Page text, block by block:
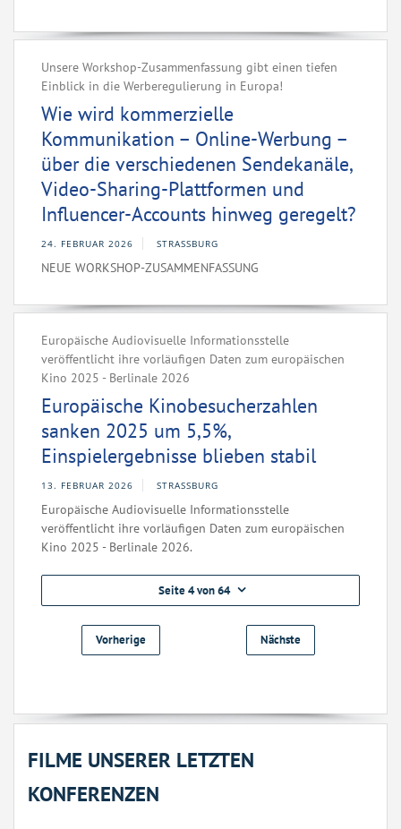
Unsere Workshop-Zusammenfassung gibt einen tiefen
Einblick in die Werberegulierung in Europa!
Wie wird kommerzielle
Kommunikation – Online-Werbung –
über die verschiedenen Sendekanäle,
Video-Sharing-Plattformen und
Influencer-Accounts hinweg geregelt?
24. FEBRUAR 2026 STRASSBURG
NEUE WORKSHOP-ZUSAMMENFASSUNG
Europäische Audiovisuelle Informationsstelle
veröffentlicht ihre vorläufigen Daten zum europäischen
Kino 2025 - Berlinale 2026
Europäische Kinobesucherzahlen
sanken 2025 um 5,5%,
Einspielergebnisse blieben stabil
13. FEBRUAR 2026 STRASSBURG
Europäische Audiovisuelle Informationsstelle
veröffentlicht ihre vorläufigen Daten zum europäischen
Kino 2025 - Berlinale 2026.
Seite 4 von 64
Vorherige Nächste
FILME UNSERER LETZTEN
KONFERENZEN